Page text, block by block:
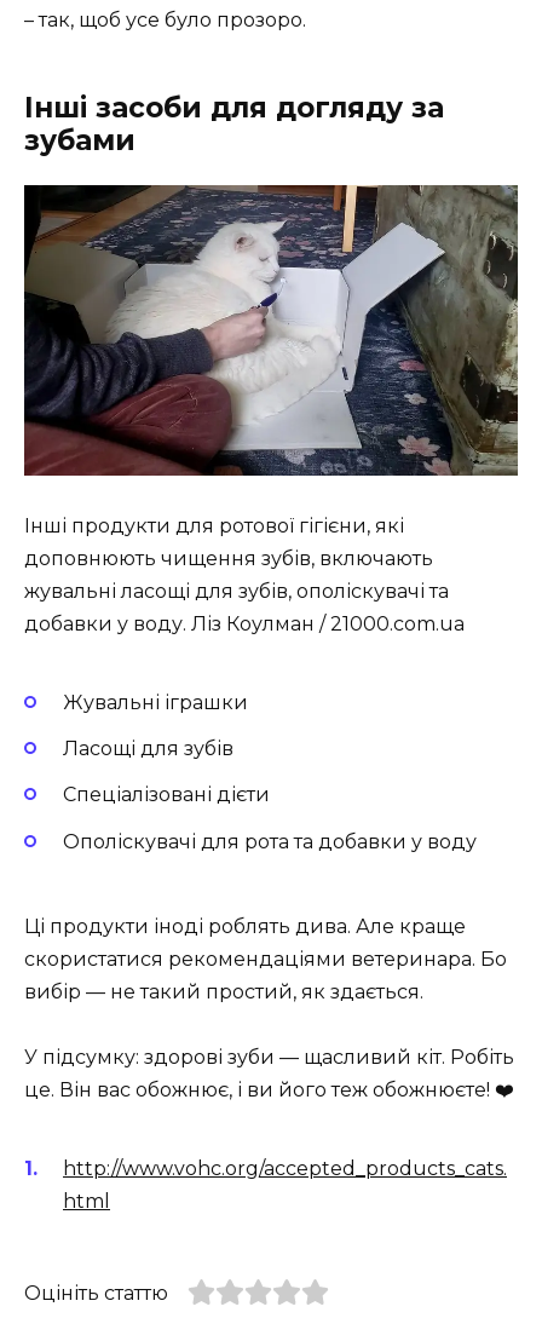
– так, щоб усе було прозоро.
Інші засоби для догляду за
зубами
Інші продукти для ротової гігієни, які
доповнюють чищення зубів, включають
жувальні ласощі для зубів, ополіскувачі та
добавки у воду. Ліз Коулман / 21000.com.ua
Жувальні іграшки
Ласощі для зубів
Спеціалізовані дієти
Ополіскувачі для рота та добавки у воду
Ці продукти іноді роблять дива. Але краще
скористатися рекомендаціями ветеринара. Бо
вибір — не такий простий, як здається.
У підсумку: здорові зуби — щасливий кіт. Робіть
це. Він вас обожнює, і ви його теж обожнюєте! ❤️
http://www.vohc.org/accepted_products_cats.
html
Оцініть статтю